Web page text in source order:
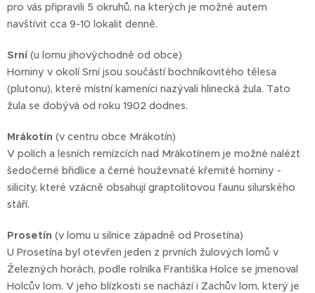
pro vás připravili 5 okruhů, na kterých je možné autem
navštívit cca 9-10 lokalit denně.
Srní(u lomu jihovýchodně od obce)
Horniny v okolí Srní jsou součástí bochníkovitého tělesa
(plutonu), které místní kameníci nazývali hlinecká žula. Tato
žula se dobývá od roku 1902 dodnes.
Mrákotín (v centru obce Mrákotín)
V polích a lesních remízcích nad Mrákotínem je možné nalézt
šedočerné břidlice a černé houževnaté křemité horniny -
silicity, které vzácně obsahují graptolitovou faunu silurského
stáří.
Prosetín (v lomu u silnice západně od Prosetína)
U Prosetína byl otevřen jeden z prvních žulových lomů v
Železných horách, podle rolníka Františka Holce se jmenoval
Holcův lom. V jeho blízkosti se nachází i Zachův lom, který je